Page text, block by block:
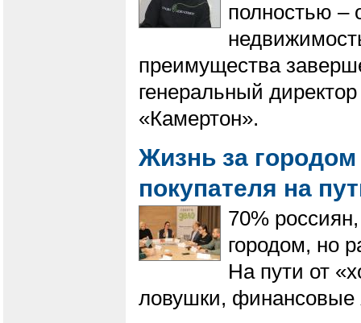
полностью –
преимущества
генеральный
«Камертон».
Жизнь за
покупателя на
70%
городом, но
На пути от
ловушки, финансовые